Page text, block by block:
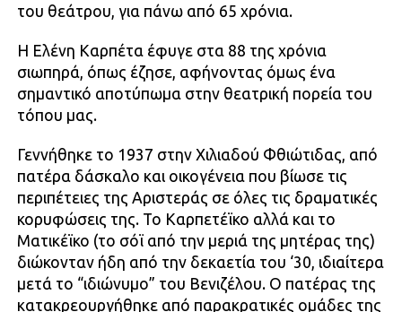
του θεάτρου, για πάνω από 65 χρόνια.
Η Ελένη Καρπέτα έφυγε στα 88 της χρόνια
σιωπηρά, όπως έζησε, αφήνοντας όμως ένα
σημαντικό αποτύπωμα στην θεατρική πορεία του
τόπου μας.
Γεννήθηκε το 1937 στην Χιλιαδού Φθιώτιδας, από
πατέρα δάσκαλο και οικογένεια που βίωσε τις
περιπέτειες της Αριστεράς σε όλες τις δραματικές
κορυφώσεις της. Το Καρπετέϊκο αλλά και το
Ματικέϊκο (το σόϊ από την μεριά της μητέρας της)
διώκονταν ήδη από την δεκαετία του ‘30, ιδιαίτερα
μετά το “ιδιώνυμο” του Βενιζέλου. Ο πατέρας της
κατακρεουργήθηκε από παρακρατικές ομάδες της